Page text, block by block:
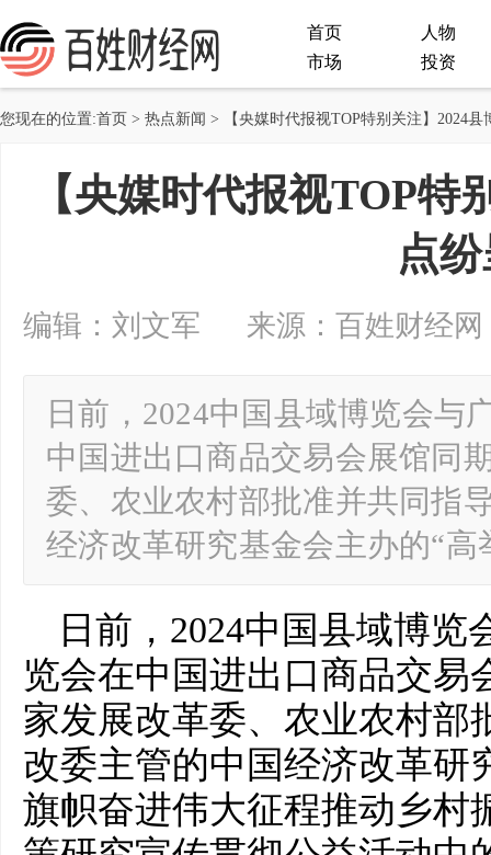
首页
人物
市场
投资
您现在的位置:首页 > 热点新闻 > 【央媒时代报视TOP特别关注】2024县
【央媒时代报视TOP特
点
编辑：刘文军 来源：百姓财经网
日前，2024中国县域博览会与
中国进出口商品交易会展馆同
委、农业农村部批准并共同指
经济改革研究基金会主办的“
日前，2024中国县域博览
览会在中国进出口商品交易
家发展改革委、农业农村部
改委主管的中国经济改革研
旗帜奋进伟大征程推动乡村